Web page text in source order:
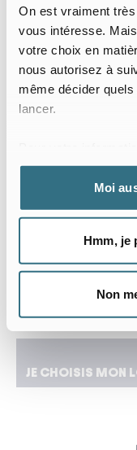
On est vraiment
vous intéresse.
votre choix en
nous autorisez à
même décider
lancer.
au bon
Moi
Hmm, je
Non
Mon séjour
Date d’arrivée
J’arrive le
J’ai besoin d’un
déplacements
Nombre de
J’ai une demande
JE CHOISIS MON